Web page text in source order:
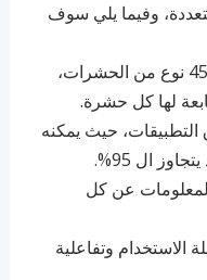
وفيما يلي سوف
1. إمكانية التعرف على أكثر من 4500 نوع من الحشرات،
لها كل حشرة.
التطبيقات، حيث يمكنه
ال 95%.
بالمعلومات عن كل
الاستخدام وتفاعلية